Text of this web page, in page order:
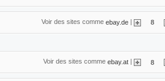
Voir des sites comme ebay.de | 8
Voir des sites comme ebay.at | 8